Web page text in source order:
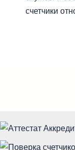
счетчики